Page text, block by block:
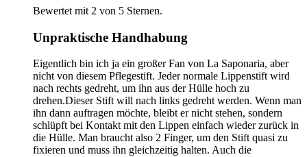
Bewertet mit 2 von 5 Sternen.
Unpraktische Handhabung
Eigentlich bin ich ja ein großer Fan von La Saponaria, aber
nicht von diesem Pflegestift. Jeder normale Lippenstift wird
nach rechts gedreht, um ihn aus der Hülle hoch zu
drehen.Dieser Stift will nach links gedreht werden. Wenn man
ihn dann auftragen möchte, bleibt er nicht stehen, sondern
schlüpft bei Kontakt mit den Lippen einfach wieder zurück in
die Hülle. Man braucht also 2 Finger, um den Stift quasi zu
fixieren und muss ihn gleichzeitig halten. Auch die